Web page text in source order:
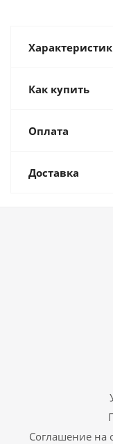
Как купить
Оплата
Доставка
Соглашение на